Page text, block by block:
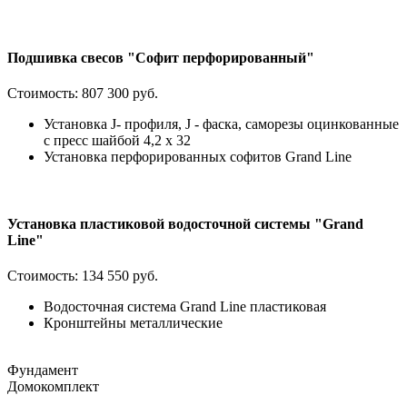
Подшивка свесов "Софит перфорированный"
Стоимость: 807 300 руб.
Установка J- профиля, J - фаска, саморезы оцинкованные
с пресс шайбой 4,2 х 32
Установка перфорированных софитов Grand Line
Установка пластиковой водосточной системы "Grand
Line"
Стоимость: 134 550 руб.
Водосточная система Grand Line пластиковая
Кронштейны металлические
Фундамент
Домокомплект